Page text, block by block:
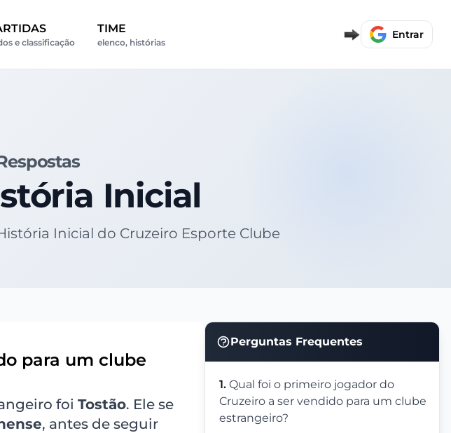
e classificação
TIME
elenco, histórias
Entrar
Inicial
Inicial do Cruzeiro Esporte Clube
Perguntas Frequentes
1. Qual foi o primeiro jogador do
Cruzeiro a ser vendido para um clube
estrangeiro?
para um clube
foi Tostão. Ele se
, antes de seguir